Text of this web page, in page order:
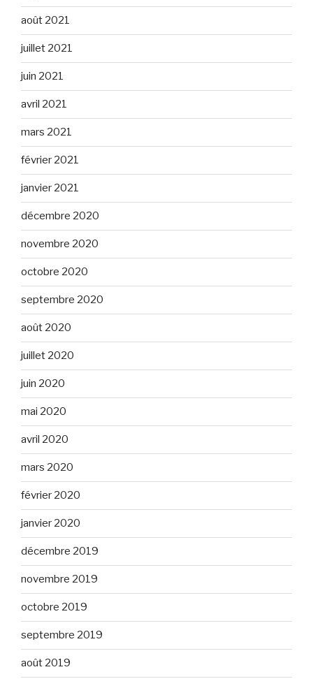
août 2021
juillet 2021
juin 2021
avril 2021
mars 2021
février 2021
janvier 2021
décembre 2020
novembre 2020
octobre 2020
septembre 2020
août 2020
juillet 2020
juin 2020
mai 2020
avril 2020
mars 2020
février 2020
janvier 2020
décembre 2019
novembre 2019
octobre 2019
septembre 2019
août 2019